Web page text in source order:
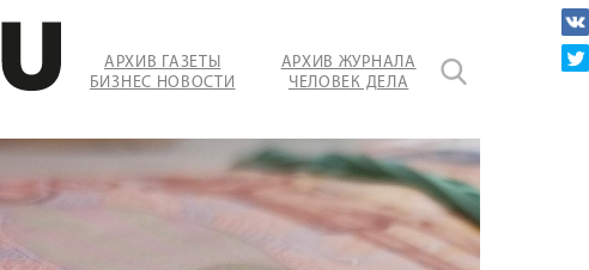
АРХИВ ГАЗЕТЫ
БИЗНЕС НОВОСТИ
АРХИВ ЖУРНАЛА
ЧЕЛОВЕК ДЕЛА